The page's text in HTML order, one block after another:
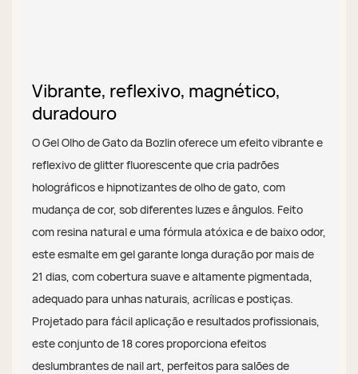
Vibrante, reflexivo, magnético,
duradouro
O Gel Olho de Gato da Bozlin oferece um efeito vibrante e
reflexivo de glitter fluorescente que cria padrões
holográficos e hipnotizantes de olho de gato, com
mudança de cor, sob diferentes luzes e ângulos. Feito
com resina natural e uma fórmula atóxica e de baixo odor,
este esmalte em gel garante longa duração por mais de
21 dias, com cobertura suave e altamente pigmentada,
adequado para unhas naturais, acrílicas e postiças.
Projetado para fácil aplicação e resultados profissionais,
este conjunto de 18 cores proporciona efeitos
deslumbrantes de nail art, perfeitos para salões de